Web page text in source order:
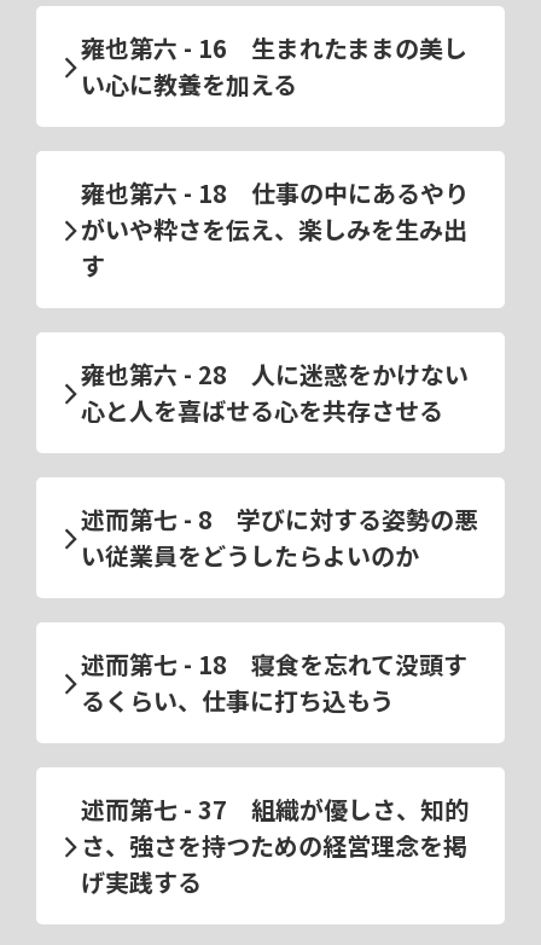
雍也第六 - 16 生まれたままの美し
い心に教養を加える
雍也第六 - 18 仕事の中にあるやり
がいや粋さを伝え、楽しみを生み出
す
雍也第六 - 28 人に迷惑をかけない
心と人を喜ばせる心を共存させる
述而第七 - 8 学びに対する姿勢の悪
い従業員をどうしたらよいのか
述而第七 - 18 寝食を忘れて没頭す
るくらい、仕事に打ち込もう
述而第七 - 37 組織が優しさ、知的
さ、強さを持つための経営理念を掲
げ実践する